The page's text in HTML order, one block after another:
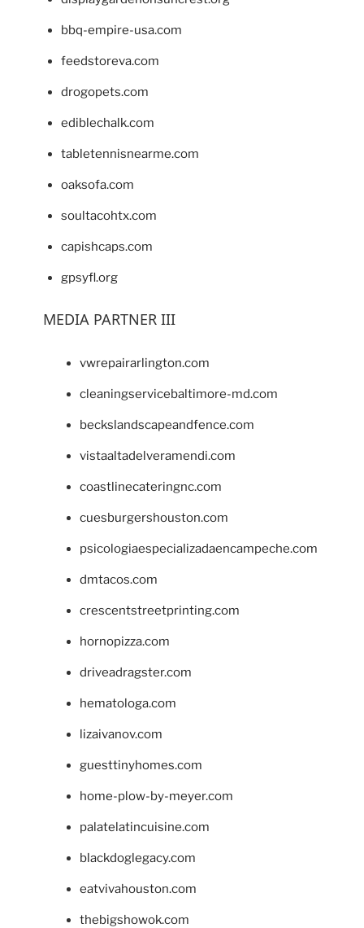
bbq-empire-usa.com
feedstoreva.com
drogopets.com
ediblechalk.com
tabletennisnearme.com
oaksofa.com
soultacohtx.com
capishcaps.com
gpsyfl.org
MEDIA PARTNER III
vwrepairarlington.com
cleaningservicebaltimore-md.com
beckslandscapeandfence.com
vistaaltadelveramendi.com
coastlinecateringnc.com
cuesburgershouston.com
psicologiaespecializadaencampeche.com
dmtacos.com
crescentstreetprinting.com
hornopizza.com
driveadragster.com
hematologa.com
lizaivanov.com
guesttinyhomes.com
home-plow-by-meyer.com
palatelatincuisine.com
blackdoglegacy.com
eatvivahouston.com
thebigshowok.com